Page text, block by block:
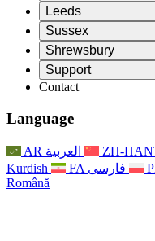
Review
Președintele revizuirii
Echipa independentă
Termeni de referință
Raportul final al
Întrebări frecvente
Procesul de feedback
Buletine informative
Renunțare
Evenimente
Leeds
Review
Președintele revizuirii
Echipa independentă
Termeni de referință
Contact
Sprijin psihologic
Actualizări pentru
Evenimente
For Staff
Sprijin pentru personal
Vocile personalului
Sussex
Review
Președintele revizuirii
Echipa independentă
Termeni de referință
For Families
Actualizări pentru
Evenimente
For Staff
Shrewsbury
Review
Termeni de referință
Raportul final al
Primul raport al
For Families
Actualizări
Support
Leeds
Nottingham
Serviciul de asistență
Sprijin în caz de criză
Servicii regionale
National
Sepsis Charities
Contact
Language
AR العربية ZH-
Kurdish
FA فارسی
Română